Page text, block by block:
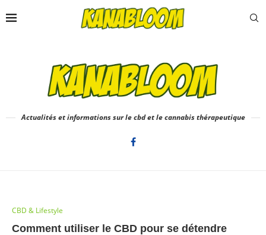
Actualités et informations sur le cbd et le cannabis thérapeutique
CBD & Lifestyle
Comment utiliser le CBD pour se détendre